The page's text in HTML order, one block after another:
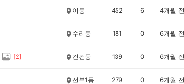
이동 452 6 4개월 전
수리동 181 0 6개월 전
[2] 건건동 139 0 6개월 전
선부1동 279 0 6개월 전